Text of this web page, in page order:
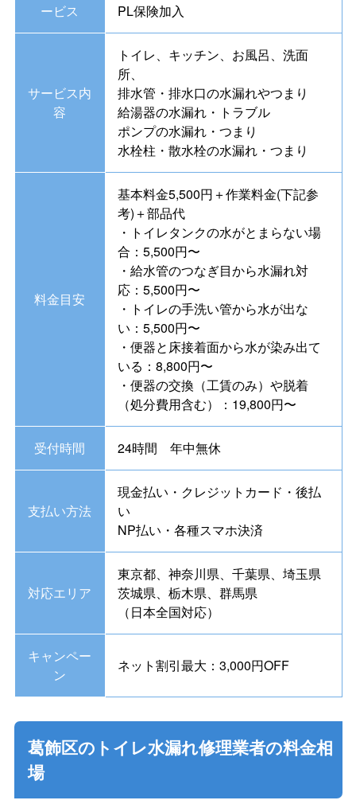
ービス
PL保険加入
サービス内
容
トイレ、キッチン、お風呂、洗面
所、
排水管・排水口の水漏れやつまり
給湯器の水漏れ・トラブル
ポンプの水漏れ・つまり
水栓柱・散水栓の水漏れ・つまり
料金目安
基本料金5,500円＋作業料金(下記参
考)＋部品代
・トイレタンクの水がとまらない場
合：5,500円〜
・給水管のつなぎ目から水漏れ対
応：5,500円〜
・トイレの手洗い管から水が出な
い：5,500円〜
・便器と床接着面から水が染み出て
いる：8,800円〜
・便器の交換（工賃のみ）や脱着
（処分費用含む）：19,800円〜
受付時間 24時間 年中無休
支払い方法
現金払い・クレジットカード・後払
い
NP払い・各種スマホ決済
対応エリア
東京都、神奈川県、千葉県、埼玉県
茨城県、栃木県、群馬県
（日本全国対応）
キャンペー
ン
ネット割引最大：3,000円OFF
葛飾区のトイレ水漏れ修理業者の料金相
場